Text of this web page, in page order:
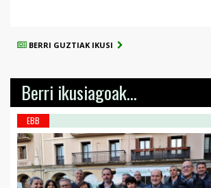
BERRI GUZTIAK IKUSI
Berri ikusiagoak...
EBB